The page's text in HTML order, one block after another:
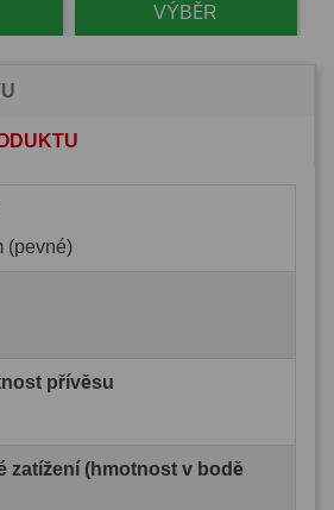
VÝBĚR
(pevné)
přívěsu
zatížení (hmotnost v bodě